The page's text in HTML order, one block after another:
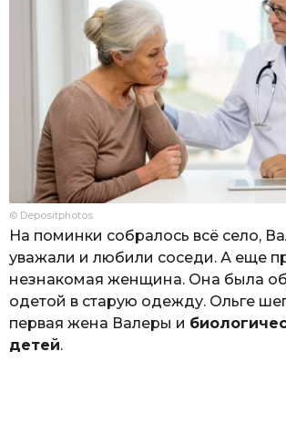
© Depositphotos
На поминки собралось всё село,
уважали и любили соседи. А еще
незнакомая женщина. Она была
одетой в старую одежду. Ольге
первая жена Валеры и
детей.